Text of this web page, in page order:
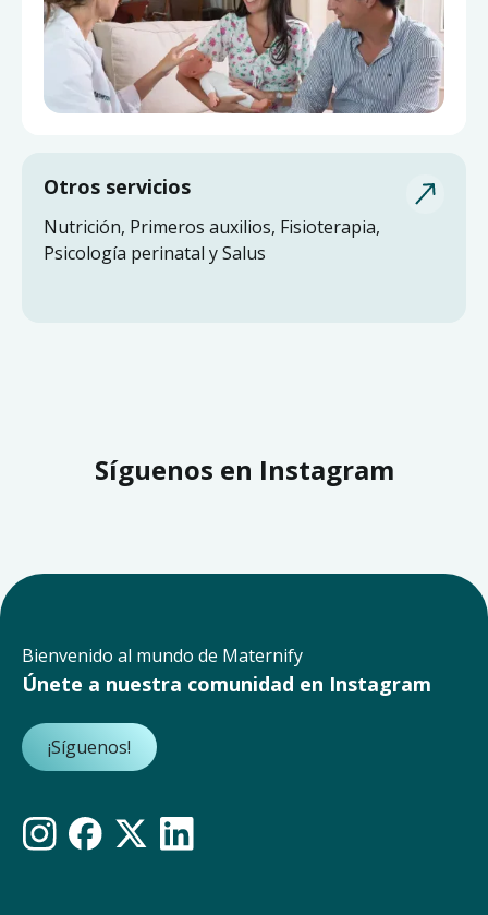
Otros servicios
Nutrición, Primeros auxilios, Fisioterapia,
Psicología perinatal y Salus
Síguenos en Instagram
Bienvenido al mundo de Maternify
Únete a nuestra comunidad en Instagram
¡Síguenos!